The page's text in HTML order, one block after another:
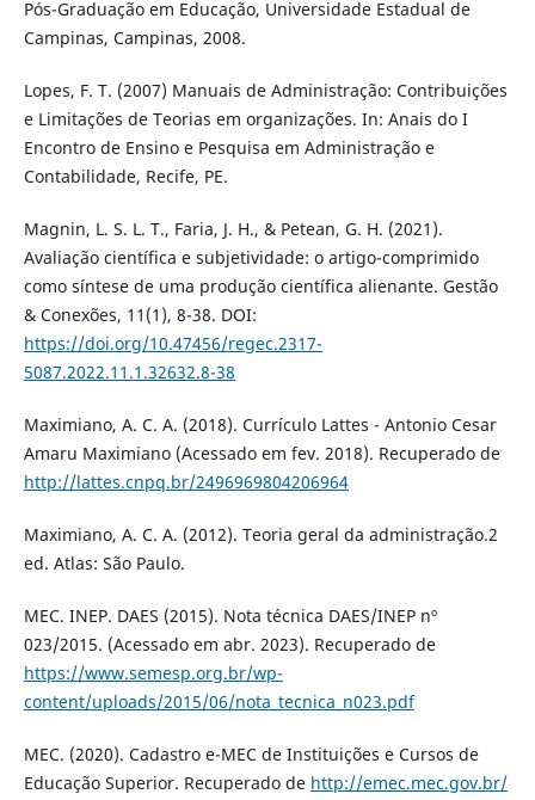
Pós-Graduação em Educação, Universidade Estadual de
Campinas, Campinas, 2008.
Lopes, F. T. (2007) Manuais de Administração: Contribuições
e Limitações de Teorias em organizações. In: Anais do I
Encontro de Ensino e Pesquisa em Administração e
Contabilidade, Recife, PE.
Magnin, L. S. L. T., Faria, J. H., & Petean, G. H. (2021).
Avaliação científica e subjetividade: o artigo-comprimido
como síntese de uma produção científica alienante. Gestão
& Conexões, 11(1), 8-38. DOI:
https://doi.org/10.47456/regec.2317-
5087.2022.11.1.32632.8-38
Maximiano, A. C. A. (2018). Currículo Lattes - Antonio Cesar
Amaru Maximiano (Acessado em fev. 2018). Recuperado de
http://lattes.cnpq.br/2496969804206964
Maximiano, A. C. A. (2012). Teoria geral da administração.2
ed. Atlas: São Paulo.
MEC. INEP. DAES (2015). Nota técnica DAES/INEP nº
023/2015. (Acessado em abr. 2023). Recuperado de
https://www.semesp.org.br/wp-
content/uploads/2015/06/nota_tecnica_n023.pdf
MEC. (2020). Cadastro e-MEC de Instituições e Cursos de
Educação Superior. Recuperado de http://emec.mec.gov.br/